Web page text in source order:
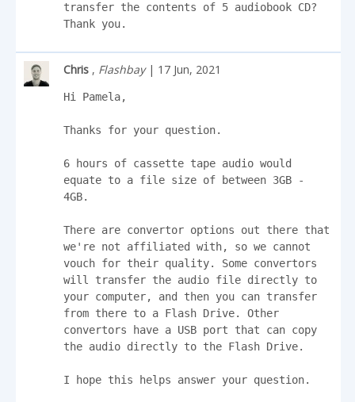
transfer the contents of 5 audiobook CD?
Thank you.
Chris , Flashbay| 17 Jun, 2021
Hi Pamela,
Thanks for your question.
6 hours of cassette tape audio would
equate to a file size of between 3GB -
4GB.
There are convertor options out there that
we're not affiliated with, so we cannot
vouch for their quality. Some convertors
will transfer the audio file directly to
your computer, and then you can transfer
from there to a Flash Drive. Other
convertors have a USB port that can copy
the audio directly to the Flash Drive.
I hope this helps answer your question.